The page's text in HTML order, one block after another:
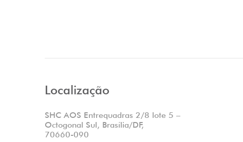
Localização
SHC AOS Entrequadras 2/8 lote 5 –
Octogonal Sul, Brasília/DF,
70660-090